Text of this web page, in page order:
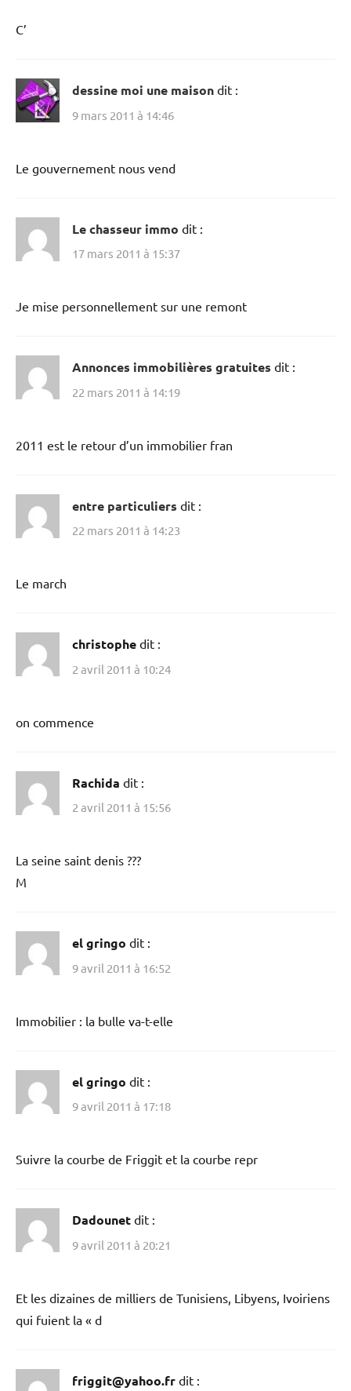
C’
dessine moi une maison dit :
9 mars 2011 à 14:46
Le gouvernement nous vend
Le chasseur immo dit :
17 mars 2011 à 15:37
Je mise personnellement sur une remont
Annonces immobilières gratuites dit :
22 mars 2011 à 14:19
2011 est le retour d’un immobilier fran
entre particuliers dit :
22 mars 2011 à 14:23
Le march
christophe dit :
2 avril 2011 à 10:24
on commence
Rachida dit :
2 avril 2011 à 15:56
La seine saint denis ???
M
el gringo dit :
9 avril 2011 à 16:52
Immobilier : la bulle va-t-elle
el gringo dit :
9 avril 2011 à 17:18
Suivre la courbe de Friggit et la courbe repr
Dadounet dit :
9 avril 2011 à 20:21
Et les dizaines de milliers de Tunisiens, Libyens, Ivoiriens
qui fuient la « d
friggit@yahoo.fr dit :